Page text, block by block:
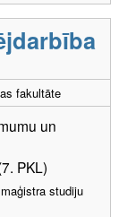
fakultāte
un
PKL)
studiju